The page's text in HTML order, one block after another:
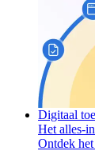
Digitaal
Het alles-
Ontdek